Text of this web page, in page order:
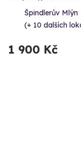
Špindlerův Mlýn
(+ 10 dalších
1 900 Kč